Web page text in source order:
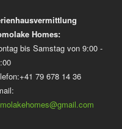
Homes:
bis Samstag von 9:00 -
79 678 14 36